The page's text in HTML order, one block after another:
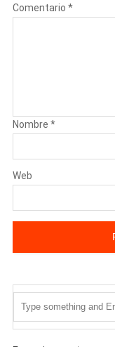
Comentario *
Nombre *
Web